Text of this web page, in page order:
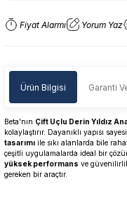
Fiyat Alarmı Yorum Yaz
Ürün Bilgisi Garanti
Beta'nın Çift Uçlu Derin Yıldız
kolaylaştırır. Dayanıklı yapısı
tasarımı ile sıkı alanlarda bile
çeşitli uygulamalarda ideal bir
yüksek performans ve
gereken bir araçtır.